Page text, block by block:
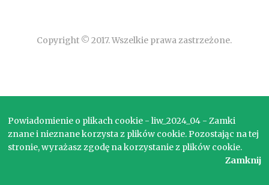
Copyright © 2017. Wszelkie prawa zastrzeżone.
Powiadomienie o plikach cookie - liw_2024_04 - Zamki
znane i nieznane korzysta z plików cookie. Pozostając na tej
stronie, wyrażasz zgodę na korzystanie z plików cookie.
Zamknij